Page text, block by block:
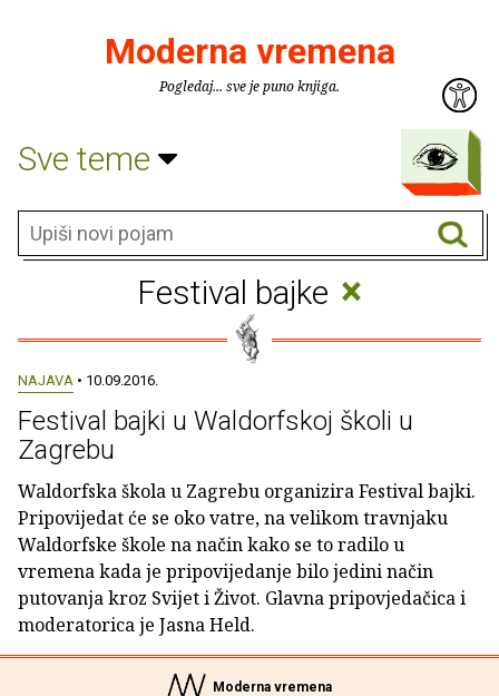
Moderna vremena
Pogledaj... sve je puno knjiga.
Sve teme
Festival bajke ×
NAJAVA • 10.09.2016.
Festival bajki u Waldorfskoj školi u
Zagrebu
Waldorfska škola u Zagrebu organizira Festival bajki.
Pripovijedat će se oko vatre, na velikom travnjaku
Waldorfske škole na način kako se to radilo u
vremena kada je pripovijedanje bilo jedini način
putovanja kroz Svijet i Život. Glavna pripovjedačica i
moderatorica je Jasna Held.
Moderna vremena